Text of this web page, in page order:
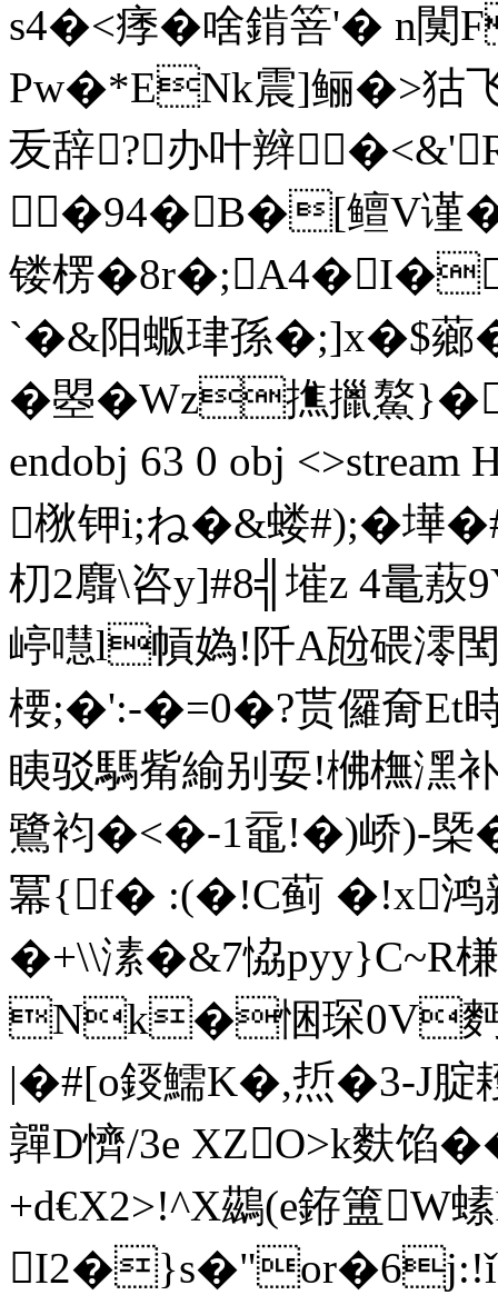
s4�<痵�啥錹箁'� n闃
Pw�*ENk震]鲡�>狜飞
叐辞?办叶辫
�94�B�[鳣V谨
镂楞
`�&阳蝂珒孫�;]x�$薌
�曌�Wz撨擸鰲
endobj 63 0 obj
梑钾i;ね�&蝼#);� 
朷2麛\咨y]#8╣墔z 4鼌
嵉嚖l幊媯!阡A瓰碨
楆;�':-�=0�?贳儸奝Et時
眱驳騳觜緰别耍!梻橅潶
鷺袀�<�-1黿!�)峤)-槩
冪{f� :(�!C蓟 �!x鸿
�+\\溸�&7恊pyy}C~R
Nk�悃琛0V麪
|�#[o鋄鱬K�,焎�3-J
嚲D懠/3e XZO>k麩馅
+d€X2>!^X鷀(e銌簠W